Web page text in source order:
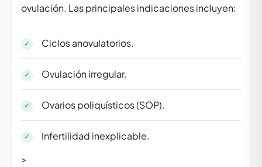
ovulación. Las principales indicaciones incluyen:
Ciclos anovulatorios.
Ovulación irregular.
Ovarios poliquísticos (SOP).
Infertilidad inexplicable.
>